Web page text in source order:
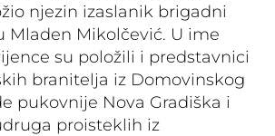
njezin izaslanik brigadni
Mladen Mikolčević. U ime
su položili i predstavnici
branitelja iz Domovinskog
pukovnije Nova Gradiška i
proisteklih iz